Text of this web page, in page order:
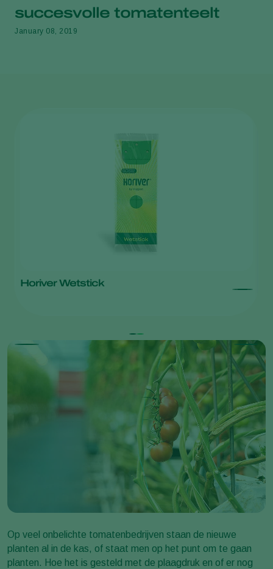
succesvolle tomatenteelt
January 08, 2019
Horiver Wetstick
Op veel onbelichte tomatenbedrijven staan de nieuwe
planten al in de kas, of staat men op het punt om te gaan
planten. Hoe het is gesteld met de plaagdruk en of er nog